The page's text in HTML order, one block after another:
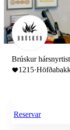
Brúskur
1215·
Reservar